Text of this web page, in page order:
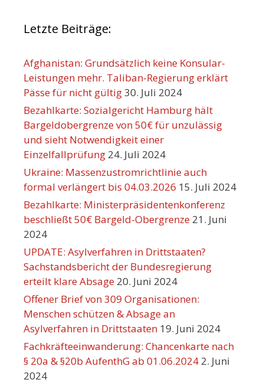
Letzte Beiträge:
Afghanistan: Grundsätzlich keine Konsular-
Leistungen mehr. Taliban-Regierung erklärt
Pässe für nicht gültig30. Juli 2024
Bezahlkarte: Sozialgericht Hamburg hält
Bargeldobergrenze von 50€ für unzulässig
und sieht Notwendigkeit einer
Einzelfallprüfung 24. Juli 2024
Ukraine: Massenzustromrichtlinie auch
formal verlängert bis 04.03.2026 15. Juli 2024
Bezahlkarte: Ministerpräsidentenkonferenz
beschließt 50€ Bargeld-Obergrenze 21. Juni
2024
UPDATE: Asylverfahren in Drittstaaten?
Sachstandsbericht der Bundesregierung
erteilt klare Absage 20. Juni 2024
Offener Brief von 309 Organisationen:
Menschen schützen & Absage an
Asylverfahren in Drittstaaten 19. Juni 2024
Fachkräfteeinwanderung: Chancenkarte nach
§ 20a & §20b AufenthG ab 01.06.2024 2. Juni
2024